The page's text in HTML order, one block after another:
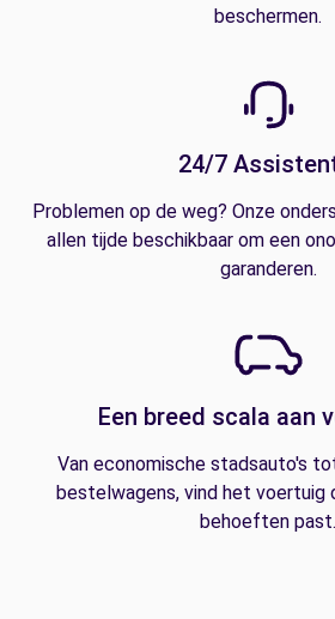
beschermen.
24/7
Problemen op de weg? Onze
allen tijde beschikbaar om een
garanderen.
Een breed scala aan
Van economische stadsauto's
bestelwagens, vind het
behoeften past.